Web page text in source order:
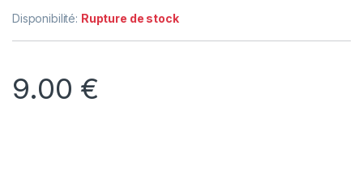
Disponibilité: Rupture de stock
9.00 €